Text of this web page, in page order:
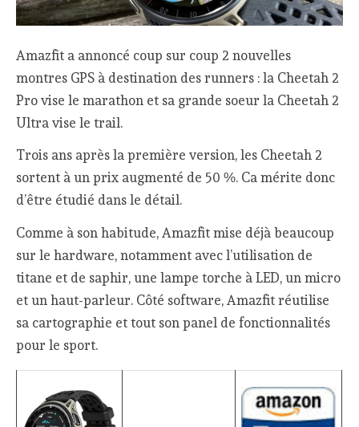
Amazfit a annoncé coup sur coup 2 nouvelles
montres GPS à destination des runners : la Cheetah 2
Pro vise le marathon et sa grande soeur la Cheetah 2
Ultra vise le trail.
Trois ans après la première version, les Cheetah 2
sortent à un prix augmenté de 50 %. Ca mérite donc
d’être étudié dans le détail.
Comme à son habitude, Amazfit mise déjà beaucoup
sur le hardware, notamment avec l’utilisation de
titane et de saphir, une lampe torche à LED, un micro
et un haut-parleur. Côté software, Amazfit réutilise
sa cartographie et tout son panel de fonctionnalités
pour le sport.